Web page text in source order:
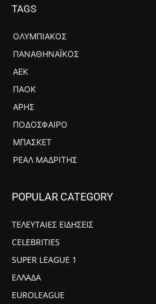
TAGS
ΟΛΥΜΠΙΑΚΌΣ
ΠΑΝΑΘΗΝΑΪΚΌΣ
ΑΕΚ
ΠΑΟΚ
ΆΡΗΣ
ΠΟΔΌΣΦΑΙΡΟ
ΜΠΆΣΚΕΤ
ΡΕΆΛ ΜΑΔΡΊΤΗΣ
POPULAR CATEGORY
ΤΕΛΕΥΤΑΙΕΣ ΕΙΔΗΣΕΙΣ
CELEBRITIES
SUPER LEAGUE 1
ΕΛΛΑΔΑ
EUROLEAGUE